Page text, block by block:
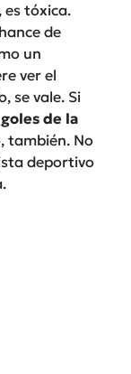
es tóxica.
de
un
ver el
se vale. Si
de la
también. No
deportivo